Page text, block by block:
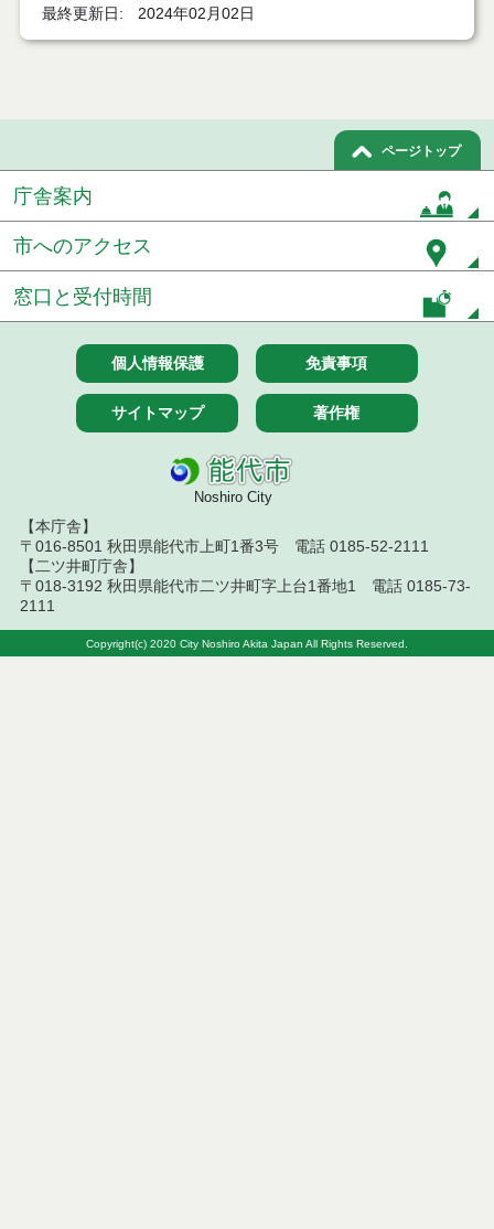
７月２１日公告開始 建設工事（条件付一般競争入
令和８年７月１7日執行 工事入札結果（条件付一般
令和８年７月１５日執行 委託・賃貸借等見積徴取
結果
７月１４日公告開始 建設工事（条件付一般競争入
札）（電子入札）
７月１４日公告開始 建設コンサルタント等（条件
令和８年７月１４日執行 建設コンサルタント等入
札結果（条件付一般競争入札）
令和８年７月１０日執行 委託・賃貸借等入札結果
令和８年７月１０日執行 物品（指名競争入札等）
結果
結果
最終更新日
2024年02月02日
ページトップ
庁舎案内
市へのアクセス
窓口と受付時間
個人情報保護 免責事項
サイトマップ 著作権
Noshiro City
【本庁舎】
〒016-8501 秋田県能代市上町1番3号 電話 0185-52-2111
【二ツ井町庁舎】
〒018-3192 秋田県能代市二ツ井町字上台1番地1 電話 0185-73-
2111
Copyright(c) 2020 City Noshiro Akita Japan All Rights Reserved.